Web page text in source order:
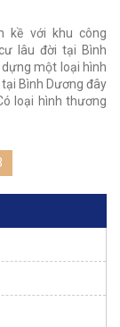
kề với khu công
lâu đời tại Bình
một loại hình
Bình Dương đây
loại hình thương